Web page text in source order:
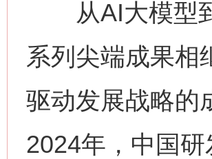
从AI大模型到
系列尖端成果相
驱动发展战略的
2024年，中国